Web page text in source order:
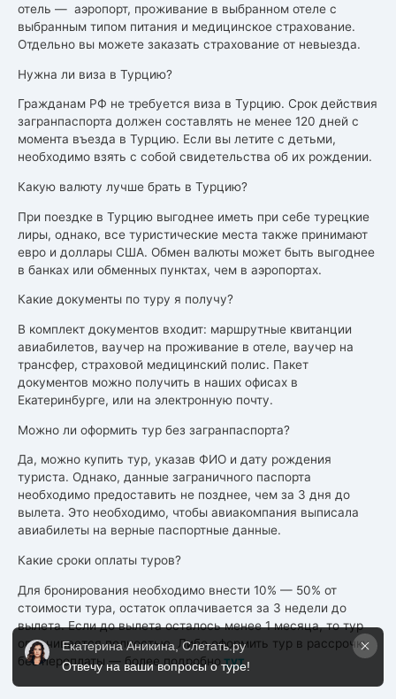
отель — аэропорт, проживание в выбранном отеле с
выбранным типом питания и медицинское страхование.
Отдельно вы можете заказать страхование от невыезда.
Нужна ли виза в Турцию?
Гражданам РФ не требуется виза в Турцию. Срок действия
загранпаспорта должен составлять не менее 120 дней с
момента въезда в Турцию. Если вы летите с детьми,
необходимо взять с собой свидетельства об их рождении.
Какую валюту лучше брать в Турцию?
При поездке в Турцию выгоднее иметь при себе турецкие
лиры, однако, все туристические места также принимают
евро и доллары США. Обмен валюты может быть выгоднее
в банках или обменных пунктах, чем в аэропортах.
Какие документы по туру я получу?
В комплект документов входит: маршрутные квитанции
авиабилетов, ваучер на проживание в отеле, ваучер на
трансфер, страховой медицинский полис. Пакет
документов можно получить в наших офисах в
Екатеринбурге, или на электронную почту.
Можно ли оформить тур без загранпаспорта?
Да, можно купить тур, указав ФИО и дату рождения
туриста. Однако, данные заграничного паспорта
необходимо предоставить не позднее, чем за 3 дня до
вылета. Это необходимо, чтобы авиакомпания выписала
авиабилеты на верные паспортные данные.
Какие сроки оплаты туров?
Для бронирования необходимо внести 10% — 50% от
стоимости тура, остаток оплачивается за 3 недели до
вылета. Если до вылета осталось менее 1 месяца, то тур
оплачивается полностью. Либо оформить тур в рассрочку
без переплаты — более подробно тут
Екатерина Аникина, Слетать.ру
Отвечу на ваши вопросы о туре!